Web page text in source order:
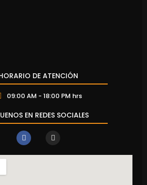
DE ATENCIÓN
09:00 AM - 18:00 PM hrs
EN REDES SOCIALES